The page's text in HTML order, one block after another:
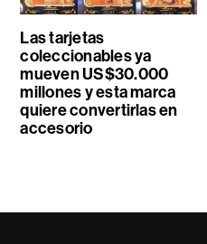
Las tarjetas
coleccionables ya
mueven US$30.000
millones y esta marca
quiere convertirlas en
accesorio